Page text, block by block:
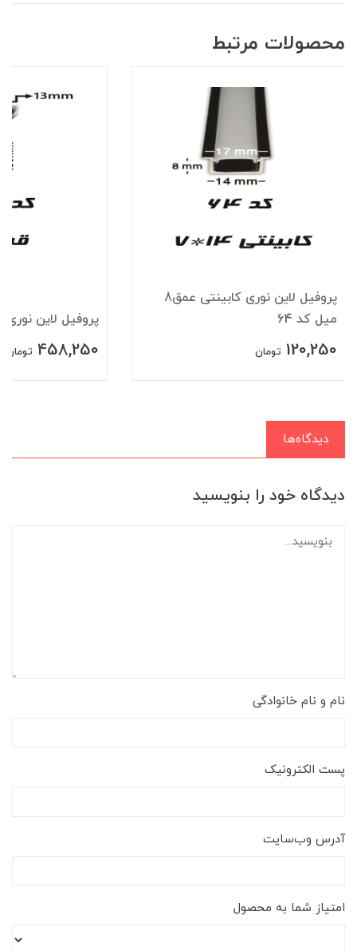
محصولات مرتبط
پروفیل لاین نوری کابینتی عمق8
میل کد 64
120,250 تومان
پروفیل لاین نوری
458,250 تومان
دیدگاه‌ها
دیدگاه خود را بنویسید
نام و نام خانوادگی
پست الکترونیک
آدرس وب‌سایت
امتیاز شما به محصول